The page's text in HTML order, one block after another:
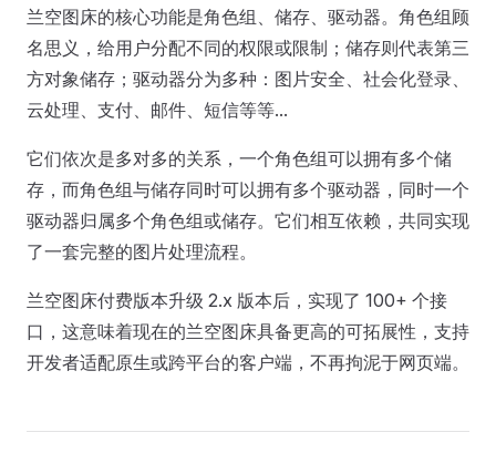
兰空图床的核心功能是角色组、储存、驱动器。角色组顾
名思义，给用户分配不同的权限或限制；储存则代表第三
方对象储存；驱动器分为多种：图片安全、社会化登录、
云处理、支付、邮件、短信等等...
它们依次是多对多的关系，一个角色组可以拥有多个储
存，而角色组与储存同时可以拥有多个驱动器，同时一个
驱动器归属多个角色组或储存。它们相互依赖，共同实现
了一套完整的图片处理流程。
兰空图床付费版本升级 2.x 版本后，实现了 100+ 个接
口，这意味着现在的兰空图床具备更高的可拓展性，支持
开发者适配原生或跨平台的客户端，不再拘泥于网页端。